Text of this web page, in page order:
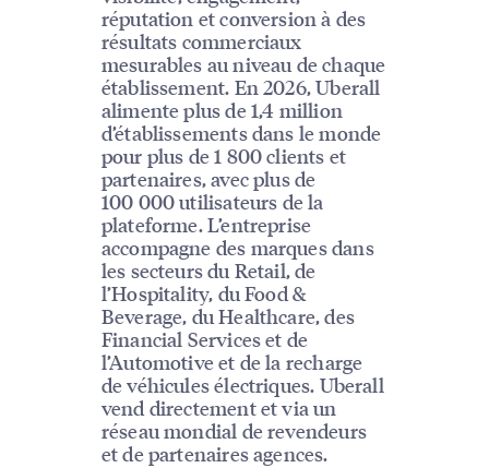
réputation et conversion à des
résultats commerciaux
mesurables au niveau de chaque
établissement. En 2026, Uberall
alimente plus de 1,4 million
d’établissements dans le monde
pour plus de 1 800 clients et
partenaires, avec plus de
100 000 utilisateurs de la
plateforme. L’entreprise
accompagne des marques dans
les secteurs du Retail, de
l’Hospitality, du Food &
Beverage, du Healthcare, des
Financial Services et de
l’Automotive et de la recharge
de véhicules électriques. Uberall
vend directement et via un
réseau mondial de revendeurs
et de partenaires agences.